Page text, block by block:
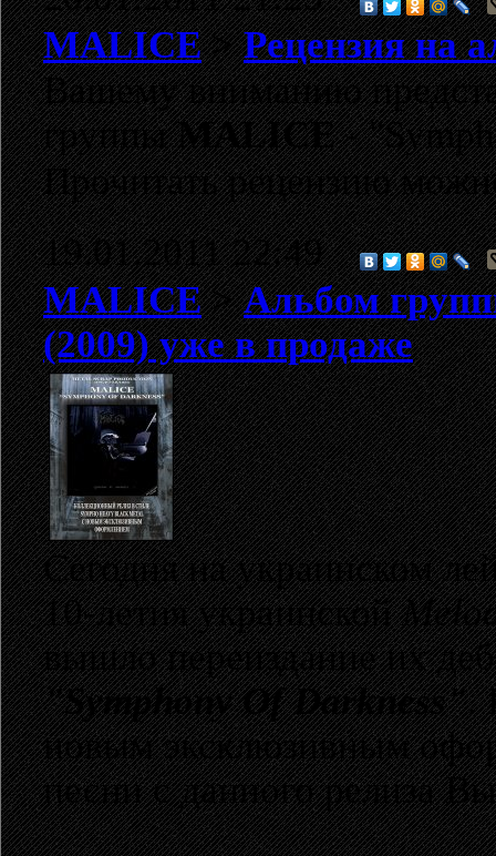
MALICE>Рецензия на
Вашему вниманию
группыMALICE-
Прочитать рецензию
19.01.2011 22:49
MALICE>Альбом
(2009) уже в продаже
Сегодня на украинском
10-летия украинской
вышло переиздание их
"Symphony Of Darkness".
новым эксклюзивным
песни с данного релиза